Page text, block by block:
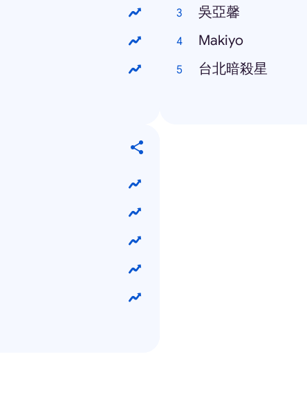
吳亞馨
Makiyo
台北暗殺星